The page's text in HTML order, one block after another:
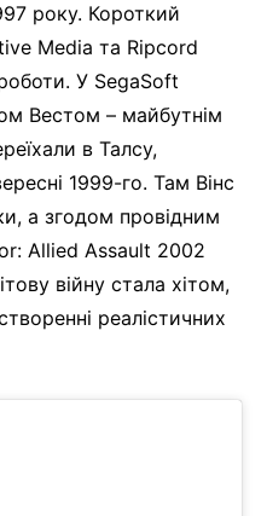
року. Короткий
Media та Ripcord
У SegaSoft
Вестом – майбутнім
в Талсу,
1999-го. Там Вінс
а згодом провідним
Allied Assault 2002
війну стала хітом,
реалістичних